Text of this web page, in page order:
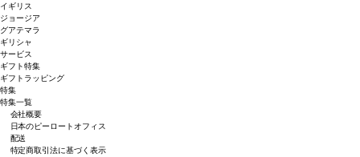
イギリス
ジョージア
グアテマラ
ギリシャ
サービス
ギフト特集
ギフトラッピング
特集
特集一覧
会社概要
日本のピーロートオフィス
配送
特定商取引法に基づく表示